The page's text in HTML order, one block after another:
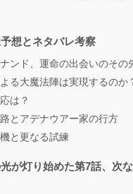
想とネタバレ考察
ンド、運命の出会いのその
る大魔法陣は実現するのか
は？
とアデナウアー家の行方
と更なる試練
が灯り始めた第7話、次